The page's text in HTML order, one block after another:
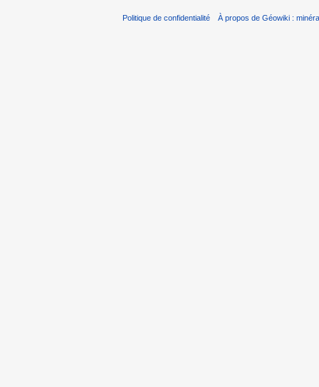
Politique de confidentialité À propos de Géowiki :